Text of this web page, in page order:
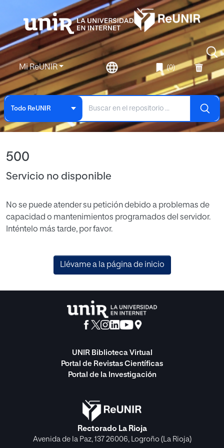
Mi ReUNIR (0)
Todo ReUNIR
500
Servicio no disponible
No se puede atender su petición debido a problemas de
capacidad o mantenimientos programados del servidor.
Inténtelo más tarde, por favor.
Llévame a la página de inicio
UNIR Biblioteca Virtual
Portal de Revistas Científicas
Portal de la Investigación
Rectorado La Rioja
Avenida de la Paz, 137 26006, Logroño (La Rioja)